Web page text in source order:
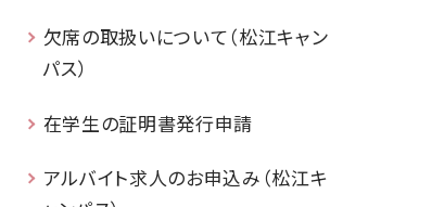
欠席の取扱いについて（松江キャン
パス）
在学生の証明書発行申請
アルバイト求人のお申込み（松江キ